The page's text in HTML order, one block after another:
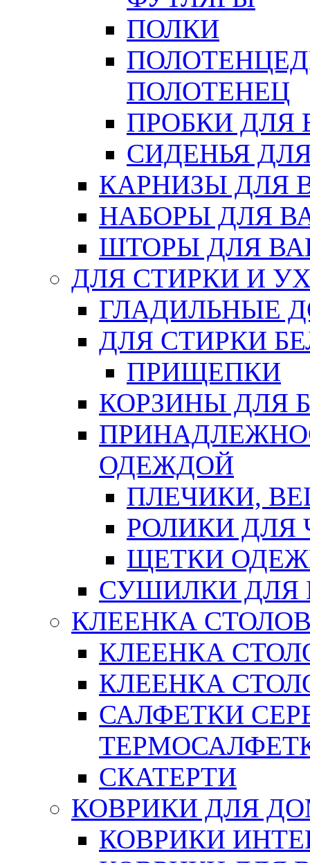
ПОЛКИ
ПОЛОТЕНЕЦ
ПРОБКИ ДЛЯ
СИДЕНЬЯ
КАРНИЗЫ ДЛЯ
НАБОРЫ ДЛЯ
ШТОРЫ ДЛЯ
ДЛЯ СТИРКИ И
ГЛАДИЛЬНЫЕ
ДЛЯ СТИРКИ
ПРИЩЕПКИ
КОРЗИНЫ ДЛЯ
ОДЕЖДОЙ
ПЛЕЧИКИ,
РОЛИКИ ДЛЯ
ЩЕТКИ
СУШИЛКИ ДЛЯ
КЛЕЕНКА
КЛЕЕНКА
КЛЕЕНКА
САЛФЕТКИ
СКАТЕРТИ
КОВРИКИ ДЛЯ
КОВРИКИ